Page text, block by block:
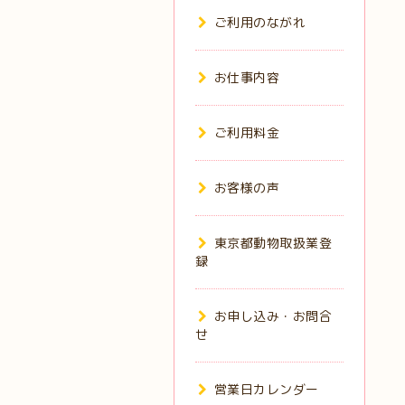
ご利用のながれ
お仕事内容
ご利用料金
お客様の声
東京都動物取扱業登
録
お申し込み・お問合
せ
営業日カレンダー